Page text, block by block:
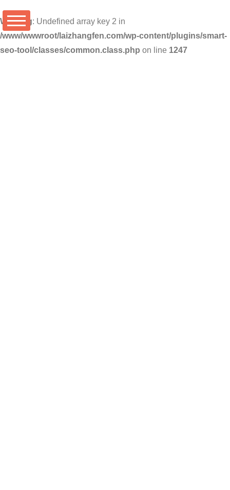
Warning: Undefined array key 2 in
/www/wwwroot/laizhangfen.com/wp-content/plugins/smart-
seo-tool/classes/common.class.php on line 1247